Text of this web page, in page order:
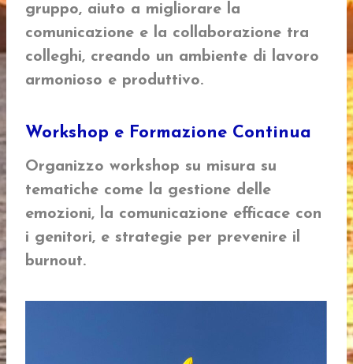
gruppo, aiuto a migliorare la
comunicazione e la collaborazione tra
colleghi, creando un ambiente di lavoro
armonioso e produttivo.
Workshop e Formazione Continua
Organizzo workshop su misura su
tematiche come la gestione delle
emozioni, la comunicazione efficace con
i genitori, e strategie per prevenire il
burnout.